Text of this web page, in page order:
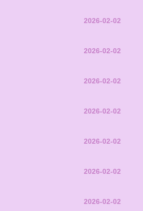
2026-02-02
2026-02-02
2026-02-02
2026-02-02
2026-02-02
2026-02-02
2026-02-02